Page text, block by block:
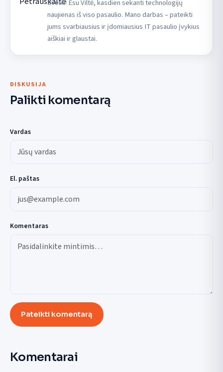
Sveiki! Esu Viltė, kasdien sekanti technologijų
naujienas iš viso pasaulio. Mano darbas – pateikti
jums svarbiausius ir įdomiausius IT pasaulio įvykius
aiškiai ir glaustai.
DISKUSIJA
Palikti komentarą
Vardas
El. paštas
Komentaras
Pateikti komentarą
Komentarai